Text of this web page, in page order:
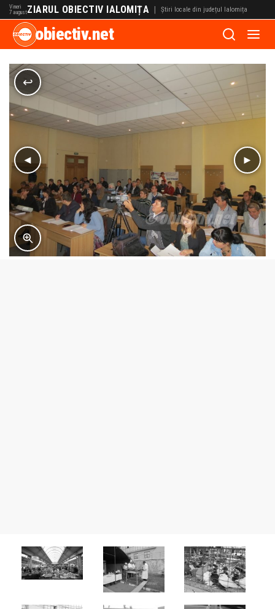
Vineri
7 augustZIARUL OBIECTIV IALOMIȚA | Știri locale din județul Ialomița
obiectiv.net